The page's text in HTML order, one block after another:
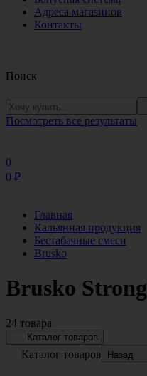
Адреса магазинов
Контакты
Поиск
Посмотреть все результаты
0
0 ₽
Главная
Кальянная продукция
Бестабачные смеси
Brusko
Brusko Strong
24 товара
Каталог товаров
Каталог товаров Назад